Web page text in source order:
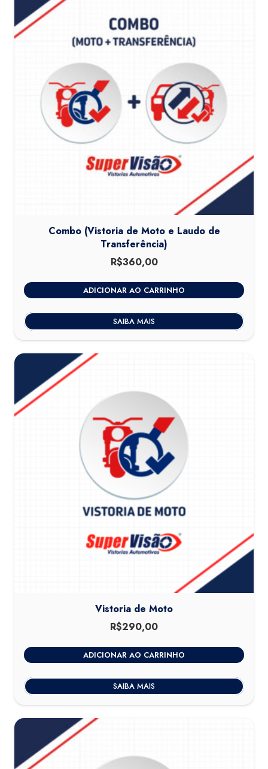
Combo (Vistoria de Moto e Laudo de
Transferência)
R$360,00
ADICIONAR AO CARRINHO
SAIBA MAIS
Vistoria de Moto
R$290,00
ADICIONAR AO CARRINHO
SAIBA MAIS